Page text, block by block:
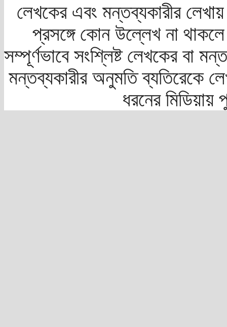
লেখকের এবং মন্তব্যকারীর
প্রসঙ্গে কোন উল্লেখ না
সম্পূর্ণভাবে সংশ্লিষ্ট লেখকের বা
মন্তব্যকারীর অনুমতি ব্যতিরেকে
ধরনের মিডিয়ায়